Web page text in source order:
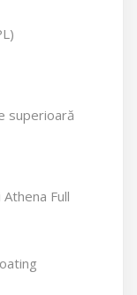
superioară
Full